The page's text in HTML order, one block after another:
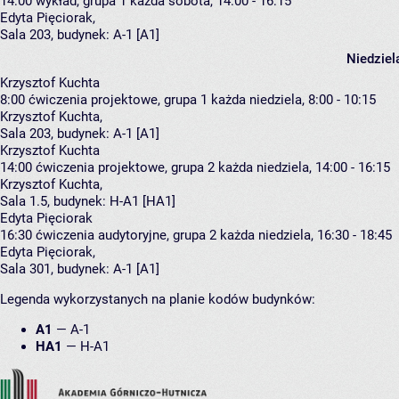
Edyta Pięciorak,
Sala 203, budynek: A-1 [A1]
Krzysztof Kuchta
8:00 ćwiczenia projektowe, grupa 1 każda niedziela, 8:00 - 10:15
Krzysztof Kuchta,
Sala 203, budynek: A-1 [A1]
Krzysztof Kuchta
14:00 ćwiczenia projektowe, grupa 2 każda niedziela, 14:00 - 16:15
Krzysztof Kuchta,
Sala 1.5, budynek: H-A1 [HA1]
Edyta Pięciorak
16:30 ćwiczenia audytoryjne, grupa 2 każda niedziela, 16:30 - 18:45
Edyta Pięciorak,
Sala 301, budynek: A-1 [A1]
Legenda wykorzystanych na planie kodów budynków:
A1 — A-1
HA1 — H-A1